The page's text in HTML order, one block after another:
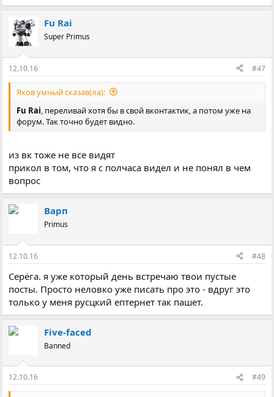
Fu Rai
Super Primus
12.10.16 #47
Яков умный сказав(ла):
Fu Rai, переливай хотя бы в свой вконтактик, а потом уже на
форум. Так точно будет видно.
из вк тоже не все видят
прикол в том, что я с полчаса видел и не понял в чем
вопрос
Варп
Primus
12.10.16 #48
Серёга. я уже который день встречаю твои пустые
посты. Просто неловко уже писать про это - вдруг это
только у меня русцкий ептернет так пашет.
Five-faced
Banned
12.10.16 #49